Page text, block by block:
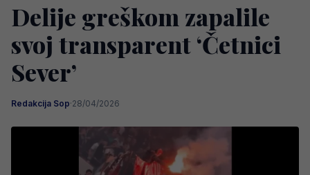
Delije greškom zapalile
svoj transparent ‘Četnici
Sever’
Redakcija Sop·28/04/2026